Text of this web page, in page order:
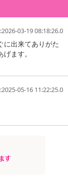
03-19 08:18:26.0
に出来てありがた
ます。
05-16 11:22:25.0